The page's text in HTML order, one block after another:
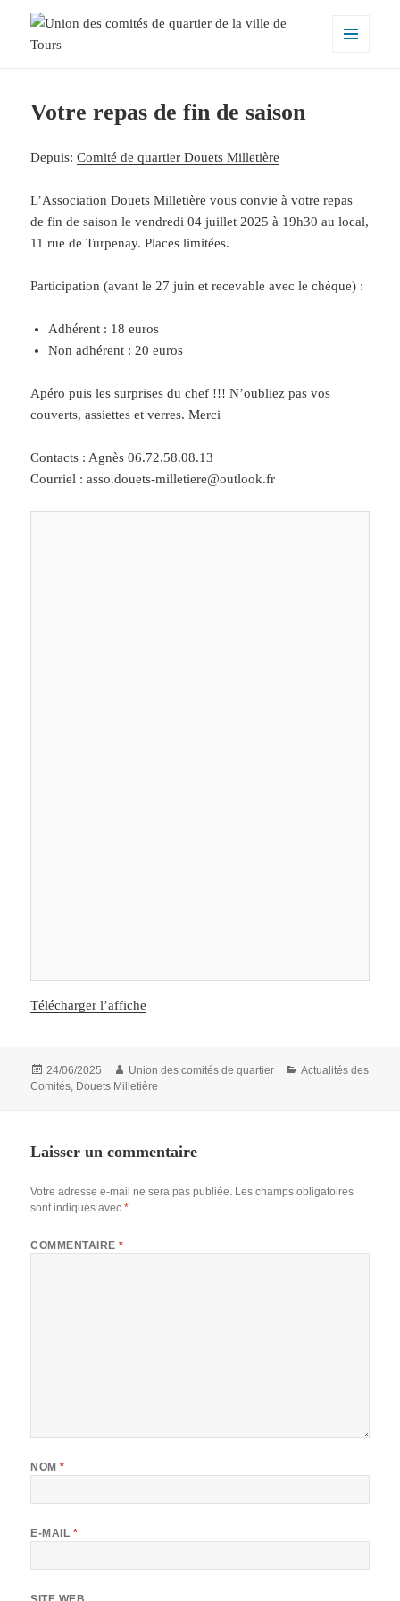
ville de Tours
Votre repas de fin de saison
Depuis:Comité de quartier Douets Milletière
L’Association Douets Milletière vous convie à votre repas
de fin de saison le vendredi 04 juillet 2025 à 19h30 au local,
11 rue de Turpenay. Places limitées.
Participation (avant le 27 juin et recevable avec le chèque) :
Adhérent : 18 euros
Non adhérent : 20 euros
Apéro puis les surprises du chef !!! N’oubliez pas vos
couverts, assiettes et verres. Merci
Contacts : Agnès 06.72.58.08.13
Courriel : asso.douets-milletiere@outlook.fr
Télécharger l’affiche
Publié
le
24/06/2025 Auteur
Union des comités de quartier Catégories
Actualités des
Comités, Douets Milletière
Laisser un commentaire
Votre adresse e-mail ne sera pas publiée. Les champs obligatoires
sont indiqués avec*
COMMENTAIRE*
NOM*
E-MAIL *